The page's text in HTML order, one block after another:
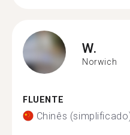
W.
Norwich
FLUENTE
Chinês